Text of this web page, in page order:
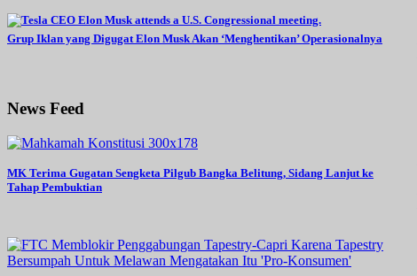
Grup Iklan yang Digugat Elon Musk Akan ‘Menghentikan’ Operasionalnya
News Feed
MK Terima Gugatan Sengketa Pilgub Bangka Belitung, Sidang Lanjut ke
Tahap Pembuktian